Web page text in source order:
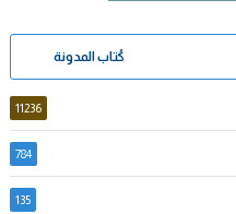
كُتاب المدونة
11236
784
135